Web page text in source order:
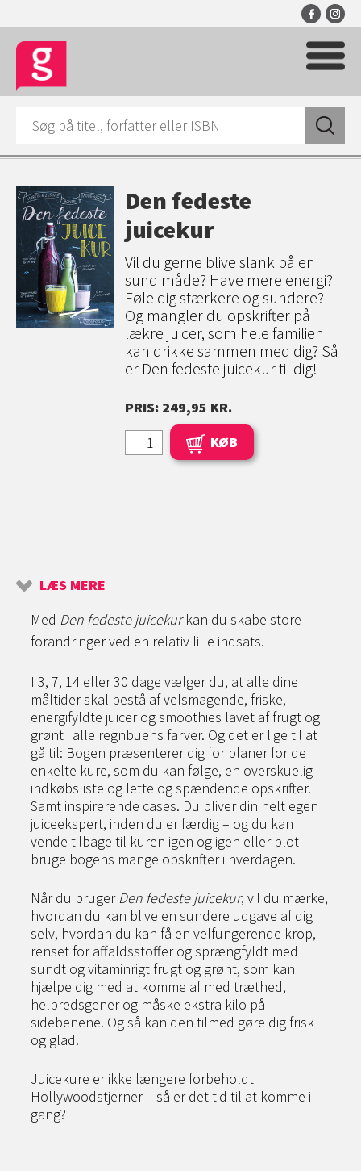
Den fedeste
juicekur
Vil du gerne blive slank på en
sund måde? Have mere energi?
Føle dig stærkere og sundere?
Og mangler du opskrifter på
lækre juicer, som hele familien
kan drikke sammen med dig? Så
er Den fedeste juicekur til dig!
PRIS: 249,95 KR.
KØB
LÆS MERE
Med Den fedeste juicekurkan du skabe store
forandringer ved en relativ lille indsats.
I 3, 7, 14 eller 30 dage vælger du, at alle dine
måltider skal bestå af velsmagende, friske,
energifyldte juicer og smoothies lavet af frugt og
grønt i alle regnbuens farver. Og det er lige til at
gå til: Bogen præsenterer dig for planer for de
enkelte kure, som du kan følge, en overskuelig
indkøbsliste og lette og spændende opskrifter.
Samt inspirerende cases. Du bliver din helt egen
juiceekspert, inden du er færdig – og du kan
vende tilbage til kuren igen og igen eller blot
bruge bogens mange opskrifter i hverdagen.
Når du brugerDen fedeste juicekur, vil du mærke,
hvordan du kan blive en sundere udgave af dig
selv, hvordan du kan få en velfungerende krop,
renset for affaldsstoffer og sprængfyldt med
sundt og vitaminrigt frugt og grønt, som kan
hjælpe dig med at komme af med træthed,
helbredsgener og måske ekstra kilo på
sidebenene. Og så kan den tilmed gøre dig frisk
og glad.
Juicekure er ikke længere forbeholdt
Hollywoodstjerner – så er det tid til at komme i
gang?